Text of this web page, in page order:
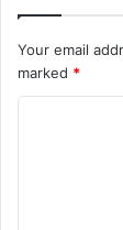
Your email
marked *